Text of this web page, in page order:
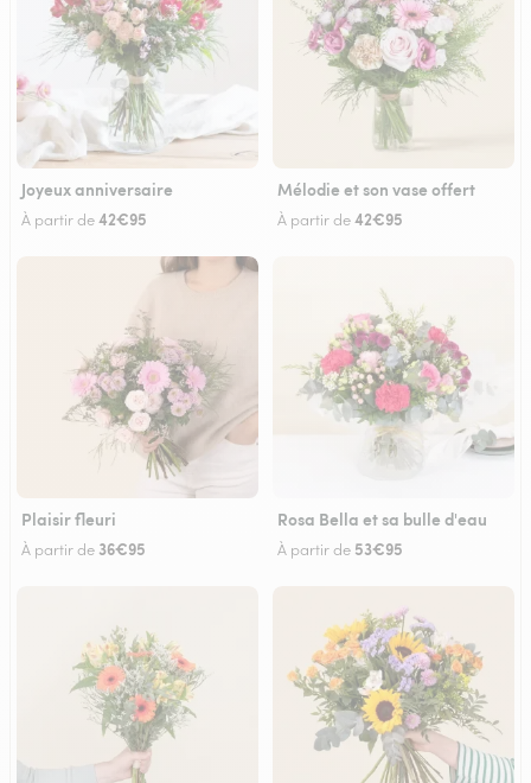
Joyeux anniversaire
À partir de42€95
Mélodie et son vase offert
À partir de42€95
Plaisir fleuri
À partir de 36€95
Rosa Bella et sa bulle d'eau
À partir de 53€95